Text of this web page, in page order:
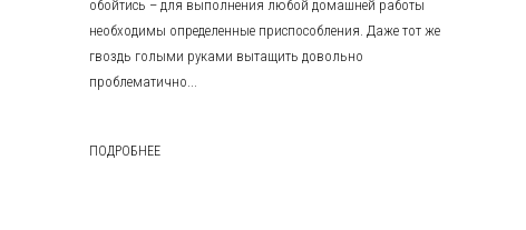
обойтись – для выполнения любой домашней работы
необходимы определенные приспособления. Даже тот же
гвоздь голыми руками вытащить довольно
проблематично...
ПОДРОБНЕЕ